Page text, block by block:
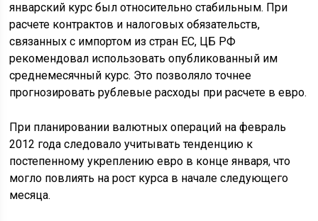
январский курс был относительно стабильным. При
расчете контрактов и налоговых обязательств,
связанных с импортом из стран ЕС, ЦБ РФ
рекомендовал использовать опубликованный им
среднемесячный курс. Это позволяло точнее
прогнозировать рублевые расходы при расчете в евро.
При планировании валютных операций на февраль
2012 года следовало учитывать тенденцию к
постепенному укреплению евро в конце января, что
могло повлиять на рост курса в начале следующего
месяца.